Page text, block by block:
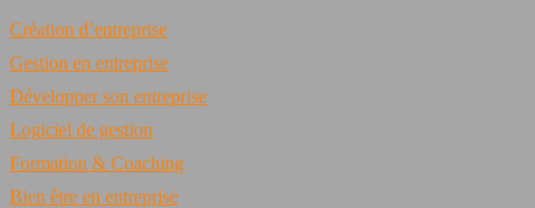
Création d’entreprise
Gestion en entreprise
Développer son entreprise
Logiciel de gestion
Formation & Coaching
Bien être en entreprise